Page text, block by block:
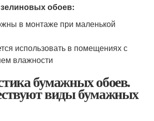
обоев:
в монтаже при маленькой
использовать в помещениях с
влажности
бумажных обоев.
виды бумажных